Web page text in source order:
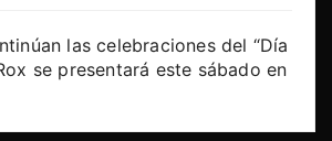
las celebraciones del “Día
se presentará este sábado en